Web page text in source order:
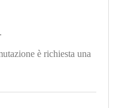
è richiesta una